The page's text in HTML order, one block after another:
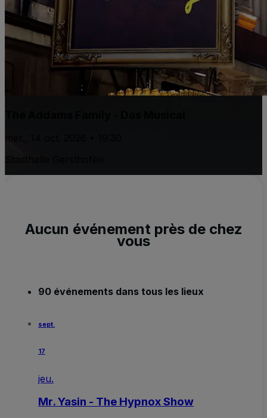
Aucun événement près de chez
vous
90 événements dans tous les lieux
sept.
17
jeu.
Mr. Yasin - The Hypnox Show